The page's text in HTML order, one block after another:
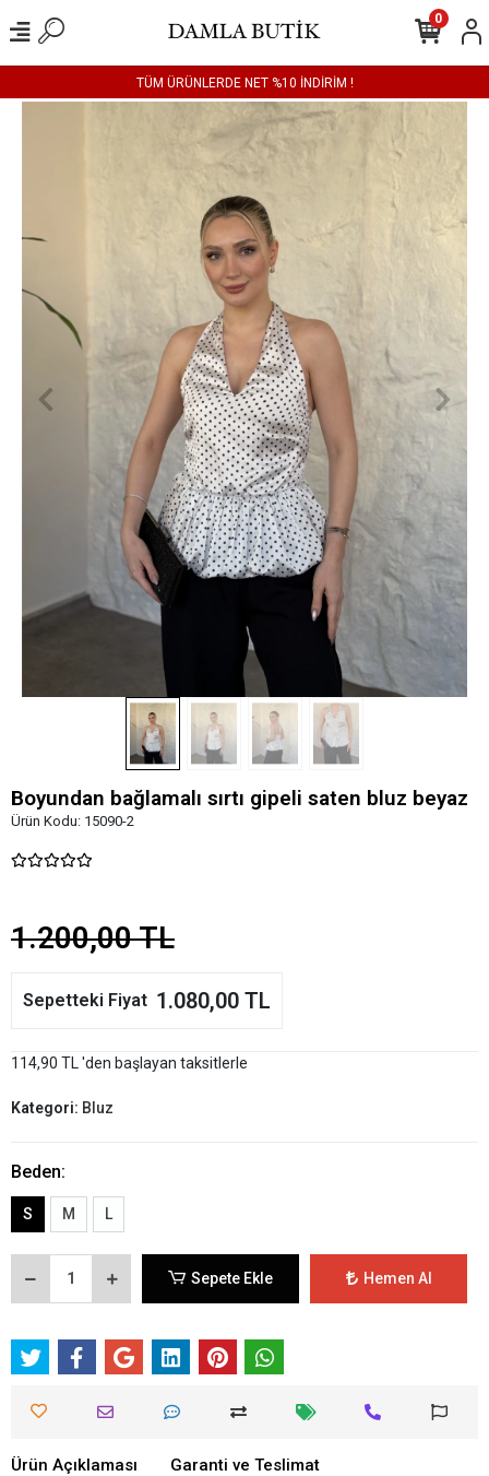
TÜM ÜRÜNLERDE NET %10 İNDİRİM !
0
Boyundan bağlamalı sırtı gipeli saten bluz beyaz
Ürün Kodu: 15090-2
1.200,00 TL
Sepetteki Fiyat 1.080,00 TL
114,90 TL 'den başlayan taksitlerle
Kategori: Bluz
Beden:
S M L
Sepete Ekle Hemen Al
Ürün Açıklaması Garanti ve Teslimat